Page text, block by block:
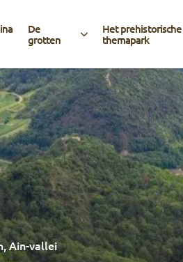
De
grotten
Het prehistorische
themapark
Ain-vallei